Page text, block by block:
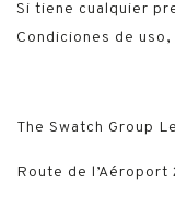
Si tiene cualquier
Condiciones de
The Swatch Group
Route de l’Aéroport